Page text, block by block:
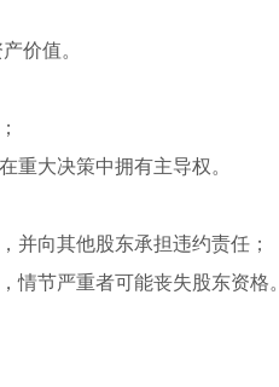
价值。
重大决策中拥有主导权。
并向其他股东承担违约责任；
情节严重者可能丧失股东资格。